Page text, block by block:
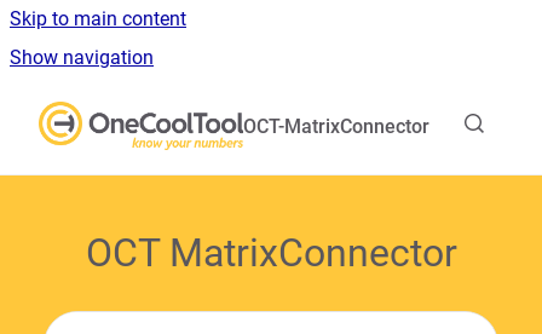
Skip to main content
Show navigation
OCT-MatrixConnector
OCT MatrixConnector